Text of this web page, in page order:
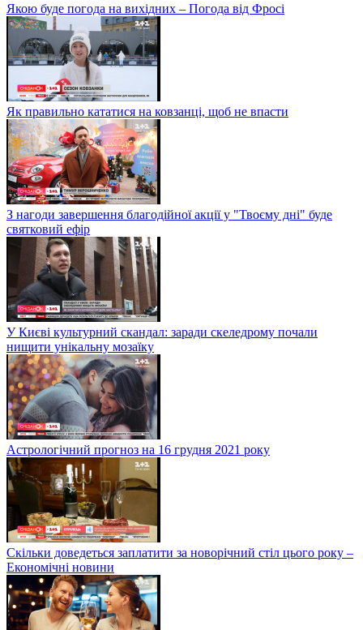
Якою буде погода на вихідних – Погода від Фросі
Як правильно кататися на ковзанці, щоб не впасти
З нагоди завершення благодійної акції у "Твоєму дні" буде
святковий ефір
У Києві культурний скандал: заради скеледрому почали
нищити унікальну мозаїку
Астрологічний прогноз на 16 грудня 2021 року
Скільки доведеться заплатити за новорічний стіл цього року –
Економічні новини